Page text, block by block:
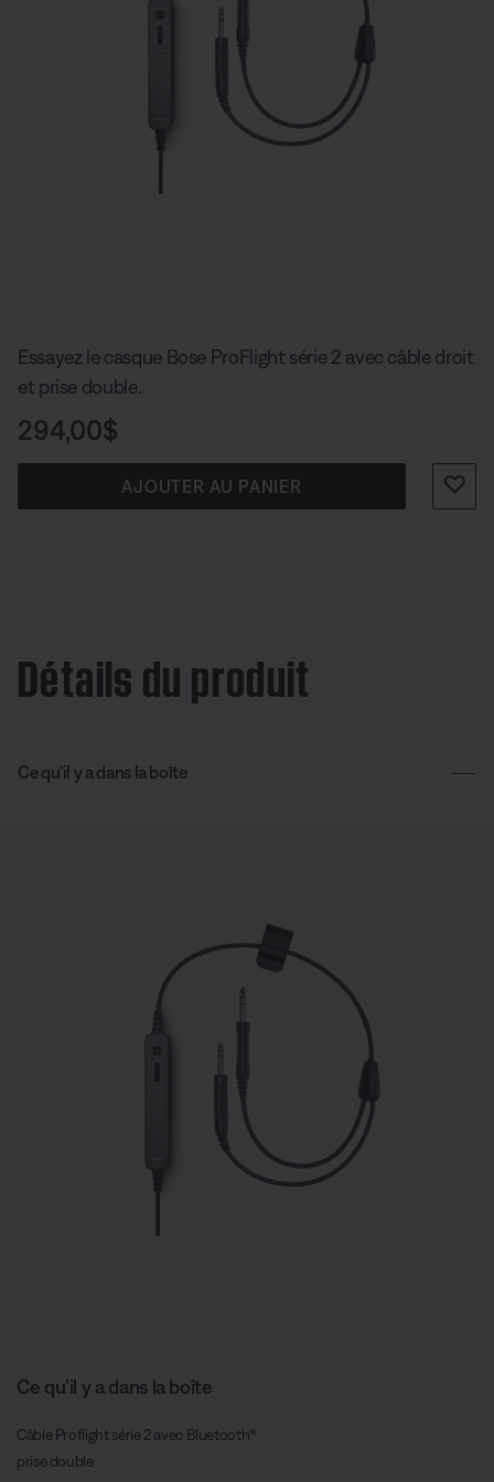
Essayez le casque Bose ProFlight série 2 avec câble droit
et prise double.
Prix :
294,00$
AJOUTER AU PANIER
Détails du produit
Ce qu’il y a dans la boîte
Ce qu’il y a dans la boîte
Câble Proflight série 2 avec Bluetooth®
prise double